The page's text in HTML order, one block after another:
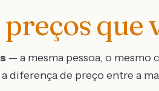
preços que
— a mesma pessoa, o mesmo
diferença de preço entre a